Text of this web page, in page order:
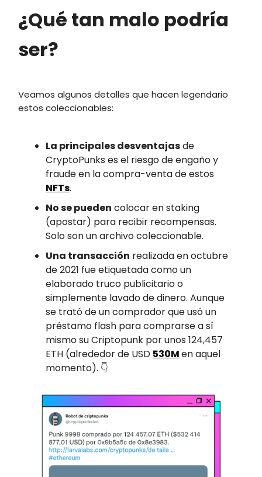
¿Qué tan malo podría
ser?
Veamos algunos detalles que hacen legendario
estos coleccionables:
La principales desventajasde
CryptoPunks es el riesgo de engaño y
fraude en la compra-venta de estos
NFTs.
No se pueden colocar en staking
(apostar) para recibir recompensas.
Solo son un archivo coleccionable.
Una transacción realizada en octubre
de 2021 fue etiquetada como un
elaborado truco publicitario o
simplemente lavado de dinero. Aunque
se trató de un comprador que usó un
préstamo flash para comprarse a sí
mismo su Criptopunk por unos 124,457
ETH (alrededor de USD 530Men aquel
momento). 👇